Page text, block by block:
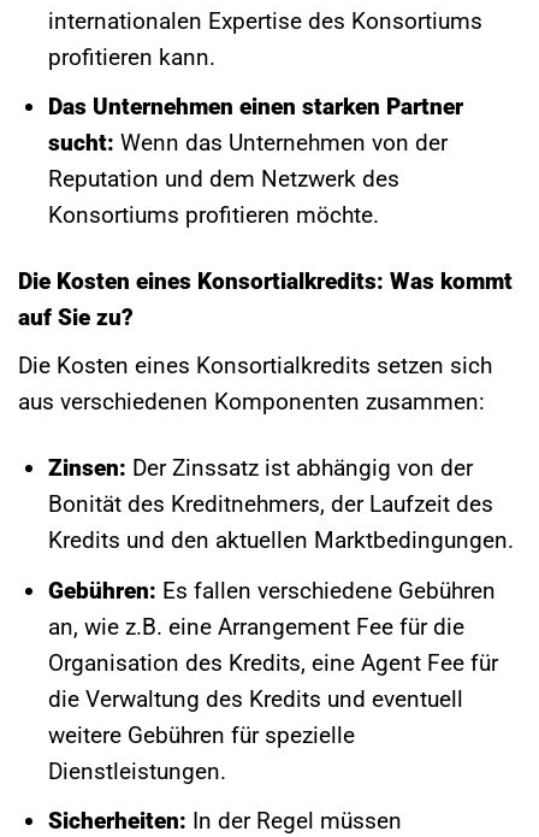
internationalen Expertise des Konsortiums
profitieren kann.
Das Unternehmen einen starken Partner
sucht: Wenn das Unternehmen von der
Reputation und dem Netzwerk des
Konsortiums profitieren möchte.
Die Kosten eines Konsortialkredits: Was kommt
auf Sie zu?
Die Kosten eines Konsortialkredits setzen sich
aus verschiedenen Komponenten zusammen:
Zinsen: Der Zinssatz ist abhängig von der
Bonität des Kreditnehmers, der Laufzeit des
Kredits und den aktuellen Marktbedingungen.
Gebühren: Es fallen verschiedene Gebühren
an, wie z.B. eine Arrangement Fee für die
Organisation des Kredits, eine Agent Fee für
die Verwaltung des Kredits und eventuell
weitere Gebühren für spezielle
Dienstleistungen.
Sicherheiten: In der Regel müssen